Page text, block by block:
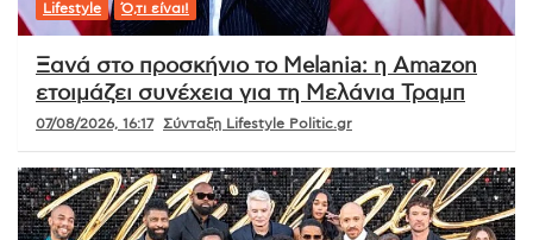
Lifestyle Ό,τι είναι!
Ξανά στο προσκήνιο το Melania: η Amazon
ετοιμάζει συνέχεια για τη Μελάνια Τραμπ
07/08/2026, 16:17 Σύνταξη Lifestyle Politic.gr